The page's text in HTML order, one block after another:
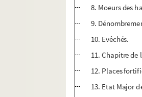
8. Moeurs des
9.
10. Evêchés.
11. Chapitre de
12. Places
13. Etat Major